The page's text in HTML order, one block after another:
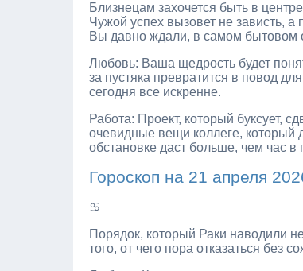
Близнецам захочется быть в
Чужой успех вызовет не зависть,
Вы давно ждали, в самом бытовом
Любовь: Ваша щедрость будет
за пустяка превратится в повод
сегодня все искренне.
Работа: Проект, который буксует,
очевидные вещи коллеге, который
обстановке даст больше, чем час в
Гороскоп на 21 апреля
♋
Порядок, который Раки наводили
того, от чего пора отказаться без